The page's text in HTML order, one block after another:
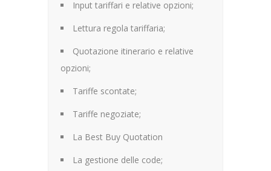
Input tariffari e relative opzioni;
Lettura regola tariffaria;
Quotazione itinerario e relative
opzioni;
Tariffe scontate;
Tariffe negoziate;
La Best Buy Quotation
La gestione delle code;